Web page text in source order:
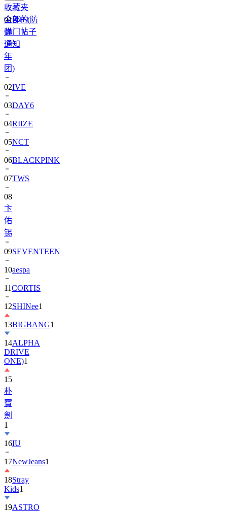
收藏夹
全部的
热门帖子
通知
01BTS(防
弹
少
年
团)
02IVE
03DAY6
04RIIZE
05NCT
06BLACKPINK
07TWS
08
卞
佑
锡
09SEVENTEEN
10aespa
11CORTIS
12SHINee1
13BIGBANG1
14ALPHA
DRIVE
ONE)1
15
朴
寶
劍
1
16IU
17NewJeans1
18Stray
Kids1
19ASTRO